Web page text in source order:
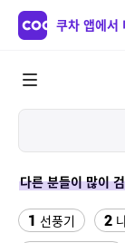
쿠차 앱에서
다른 분들이 많이
1 선풍기 2